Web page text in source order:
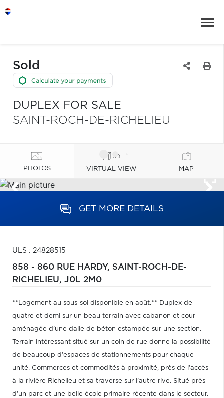
Sold
DUPLEX FOR SALE
SAINT-ROCH-DE-RICHELIEU
PHOTOS VIRTUAL VIEW MAP
GET MORE DETAILS
ULS : 24828515
858 - 860 RUE HARDY, SAINT-ROCH-DE-
RICHELIEU, J0L 2M0
**Logement au sous-sol disponible en août.** Duplex de
quatre et demi sur un beau terrain avec cabanon et cour
aménagée d'une dalle de béton estampée sur une section.
Terrain intéressant situé sur un coin de rue donne la possibilité
de beaucoup d'espaces de stationnements pour chaque
unité. Commerces et commodités à proximité, près de l'accès
à la rivière Richelieu et sa traverse sur l'autre rive. Situé près
d'un parc et une belle école primaire récente dans le secteur.